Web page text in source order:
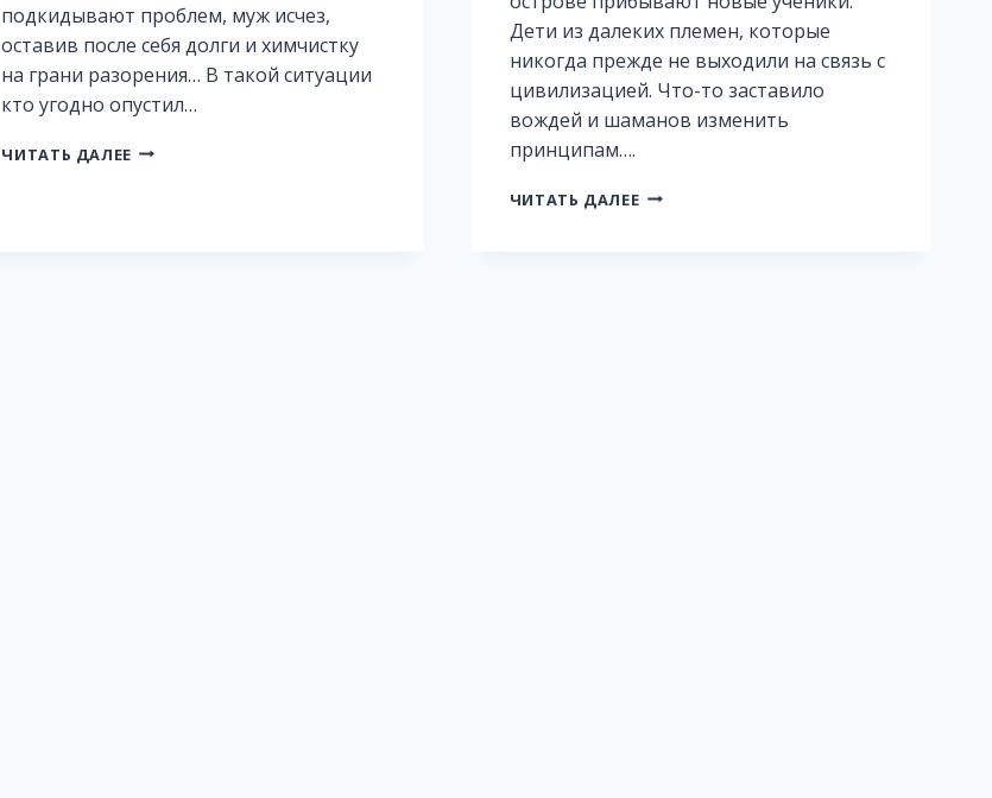
подкидывают проблем, муж исчез,
оставив после себя долги и химчистку
на грани разорения… В такой ситуации
кто угодно опустил…
ЧИТАТЬ ДАЛЕЕ КРЕСТНАЯ
Дети из далеких племен, которые
никогда прежде не выходили на связь с
цивилизацией. Что-то заставило
вождей и шаманов изменить
принципам….
ЧИТАТЬ ДАЛЕЕ ОСТРОВ